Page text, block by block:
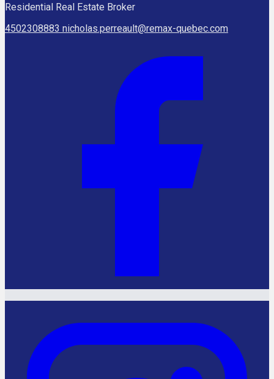
Residential Real Estate Broker
4502308883 nicholas.perreault@remax-quebec.com